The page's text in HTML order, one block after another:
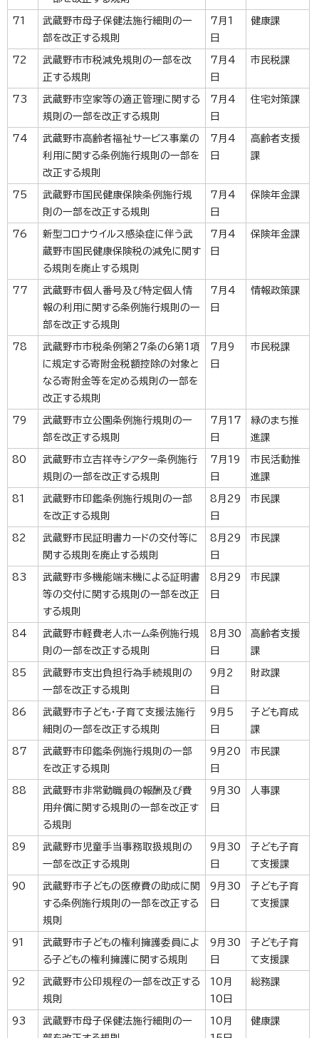
71
武蔵野市母子保健法施行細則の一
部を改正する規則
7月1
日
健康課
72
武蔵野市市税減免規則の一部を改
正する規則
7月4
日
市民税課
73
武蔵野市空家等の適正管理に関する
規則の一部を改正する規則
7月4
日
住宅対策課
74
武蔵野市高齢者福祉サービス事業の
利用に関する条例施行規則の一部を
改正する規則
7月4
日
高齢者支援
課
75
武蔵野市国民健康保険条例施行規
則の一部を改正する規則
7月4
日
保険年金課
76
新型コロナウイルス感染症に伴う武
蔵野市国民健康保険税の減免に関す
る規則を廃止する規則
7月4
日
保険年金課
77
武蔵野市個人番号及び特定個人情
報の利用に関する条例施行規則の一
部を改正する規則
7月4
日
情報政策課
78
武蔵野市市税条例第27条の6第1項
に規定する寄附金税額控除の対象と
なる寄附金等を定める規則の一部を
改正する規則
7月9
日
市民税課
79
武蔵野市立公園条例施行規則の一
部を改正する規則
7月17
日
緑のまち推
進課
80
武蔵野市立吉祥寺シアター条例施行
規則の一部を改正する規則
7月19
日
市民活動推
進課
81
武蔵野市印鑑条例施行規則の一部
を改正する規則
8月29
日
市民課
82
武蔵野市民証明書カードの交付等に
関する規則を廃止する規則
8月29
日
市民課
83
武蔵野市多機能端末機による証明書
等の交付に関する規則の一部を改正
する規則
8月29
日
市民課
84
武蔵野市軽費老人ホーム条例施行規
則の一部を改正する規則
8月30
日
高齢者支援
課
85
武蔵野市支出負担行為手続規則の
一部を改正する規則
9月2
日
財政課
86
武蔵野市子ども・子育て支援法施行
細則の一部を改正する規則
9月5
日
子ども育成
課
87
武蔵野市印鑑条例施行規則の一部
を改正する規則
9月20
日
市民課
88
武蔵野市非常勤職員の報酬及び費
用弁償に関する規則の一部を改正す
る規則
9月30
日
人事課
89
武蔵野市児童手当事務取扱規則の
一部を改正する規則
9月30
日
子ども子育
て支援課
90
武蔵野市子どもの医療費の助成に関
する条例施行規則の一部を改正する
規則
9月30
日
子ども子育
て支援課
91
武蔵野市子どもの権利擁護委員によ
る子どもの権利擁護に関する規則
9月30
日
子ども子育
て支援課
92
武蔵野市公印規程の一部を改正する
規則
10月
10日
総務課
93
武蔵野市母子保健法施行細則の一
10月
健康課